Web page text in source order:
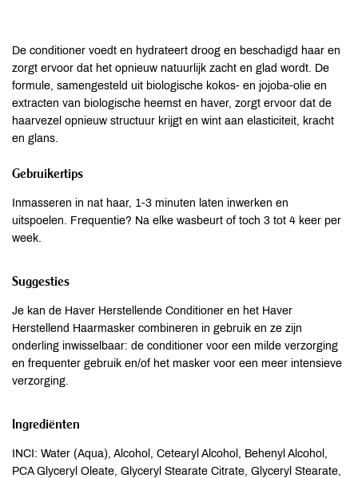
De conditioner voedt en hydrateert droog en beschadigd haar en
zorgt ervoor dat het opnieuw natuurlijk zacht en glad wordt. De
formule, samengesteld uit biologische kokos- en jojoba-olie en
extracten van biologische heemst en haver, zorgt ervoor dat de
haarvezel opnieuw structuur krijgt en wint aan elasticiteit, kracht
en glans.
Gebruikertips
Inmasseren in nat haar, 1-3 minuten laten inwerken en
uitspoelen. Frequentie? Na elke wasbeurt of toch 3 tot 4 keer per
week.
Suggesties
Je kan de Haver Herstellende Conditioner en het Haver
Herstellend Haarmasker combineren in gebruik en ze zijn
onderling inwisselbaar: de conditioner voor een milde verzorging
en frequenter gebruik en/of het masker voor een meer intensieve
verzorging.
Ingrediënten
INCI: Water (Aqua), Alcohol, Cetearyl Alcohol, Behenyl Alcohol,
PCA Glyceryl Oleate, Glyceryl Stearate Citrate, Glyceryl Stearate,